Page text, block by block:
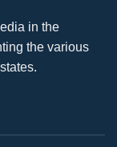
in the
the various